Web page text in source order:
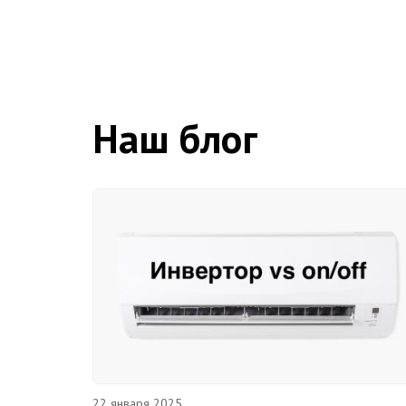
Наш блог